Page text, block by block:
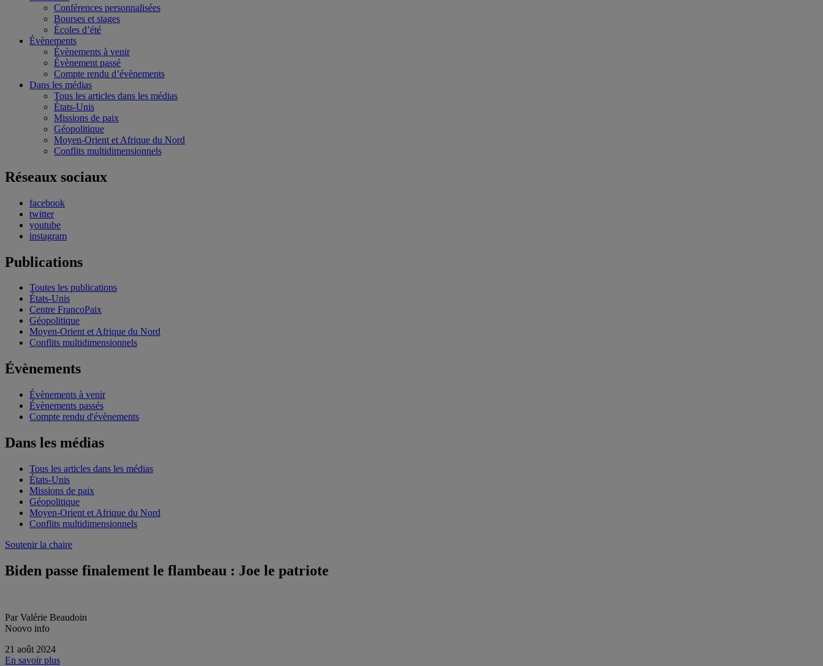
Conférences personnalisées
Bourses et stages
Écoles d’été
Évènements
Évènements à venir
Évènement passé
Compte rendu d’évènements
Dans les médias
Tous les articles dans les médias
États-Unis
Missions de paix
Géopolitique
Moyen-Orient et Afrique du Nord
Conflits multidimensionnels
Réseaux sociaux
facebook
twitter
youtube
instagram
Publications
Toutes les publications
États-Unis
Centre FrancoPaix
Géopolitique
Moyen-Orient et Afrique du Nord
Conflits multidimensionnels
Évènements
Évènements à venir
Évènements passés
Compte rendu d'évènements
Dans les médias
Tous les articles dans les médias
États-Unis
Missions de paix
Géopolitique
Moyen-Orient et Afrique du Nord
Conflits multidimensionnels
Soutenir la chaire
Biden passe finalement le flambeau : Joe le patriote
Par Valérie Beaudoin
Noovo info
21 août 2024
En savoir plus